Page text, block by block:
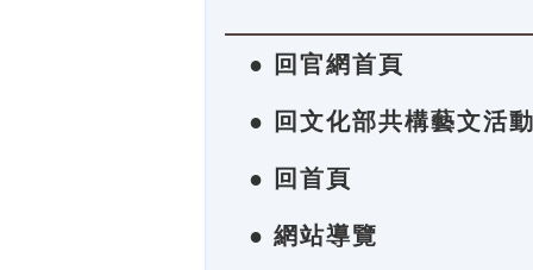
● 回官網首頁
● 回文化部共構藝文活
● 回首頁
● 網站導覽